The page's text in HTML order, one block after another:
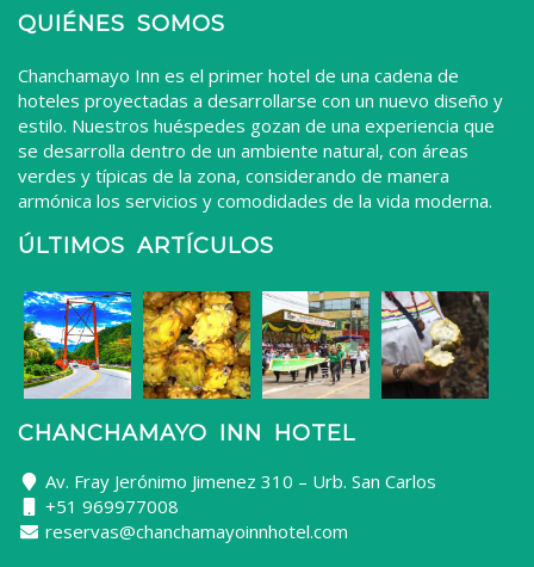
QUIÉNES SOMOS
Chanchamayo Inn es el primer hotel de una cadena de
hoteles proyectadas a desarrollarse con un nuevo diseño y
estilo. Nuestros huéspedes gozan de una experiencia que
se desarrolla dentro de un ambiente natural, con áreas
verdes y típicas de la zona, considerando de manera
armónica los servicios y comodidades de la vida moderna.
ÚLTIMOS ARTÍCULOS
CHANCHAMAYO INN HOTEL
Av. Fray Jerónimo Jimenez 310 – Urb. San Carlos
+51 969977008
reservas@chanchamayoinnhotel.com